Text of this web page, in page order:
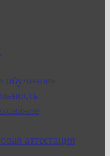
обучение»
аттестация